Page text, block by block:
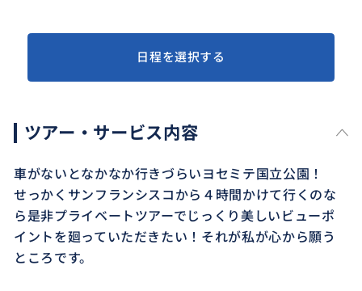
日程を選択する
ツアー・サービス内容
車がないとなかなか行きづらいヨセミテ国立公園！
せっかくサンフランシスコから４時間かけて行くのな
ら是非プライベートツアーでじっくり美しいビューポ
イントを廻っていただきたい！それが私が心から願う
ところです。